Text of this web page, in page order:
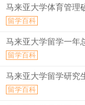
马来亚大学体育管理
留学百科
马来亚大学留学一年
留学百科
马来亚大学留学研究
留学百科